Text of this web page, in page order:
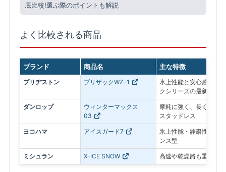
底比較!選ぶ際のポイントも解説
よく比較される商品
ブランド 商品名 主な特徴
ブリヂストン ブリザックWZ-1
氷上性能と安心感を最
クシリーズの最新モデル
ダンロップ
ウィンターマックス
03
摩耗に強く、長く使い
スタッドレス
ヨコハマ アイスガード7
氷上性能・静粛性・ロ
ンス型
ミシュラン X-ICE SNOW 高速や乾燥路も重視し